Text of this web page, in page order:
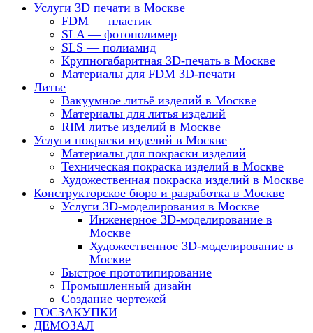
Услуги 3D печати в Москве
FDM — пластик
SLA — фотополимер
SLS — полиамид
Крупногабаритная 3D-печать в Москве
Материалы для FDM 3D-печати
Литье
Вакуумное литьё изделий в Москве
Материалы для литья изделий
RIM литье изделий в Москве
Услуги покраски изделий в Москве
Материалы для покраски изделий
Техническая покраска изделий в Москве
Художественная покраска изделий в Москве
Конструкторское бюро и разработка в Москве
Услуги 3D-моделирования в Москве
Инженерное 3D-моделирование в
Москве
Художественное 3D-моделирование в
Москве
Быстрое прототипирование
Промышленный дизайн
Создание чертежей
ГОСЗАКУПКИ
ДЕМОЗАЛ